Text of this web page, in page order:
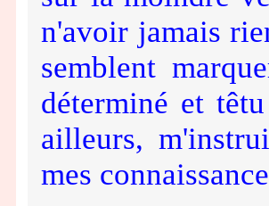
n'avoir jamais
semblent
déterminé et
ailleurs,
mes